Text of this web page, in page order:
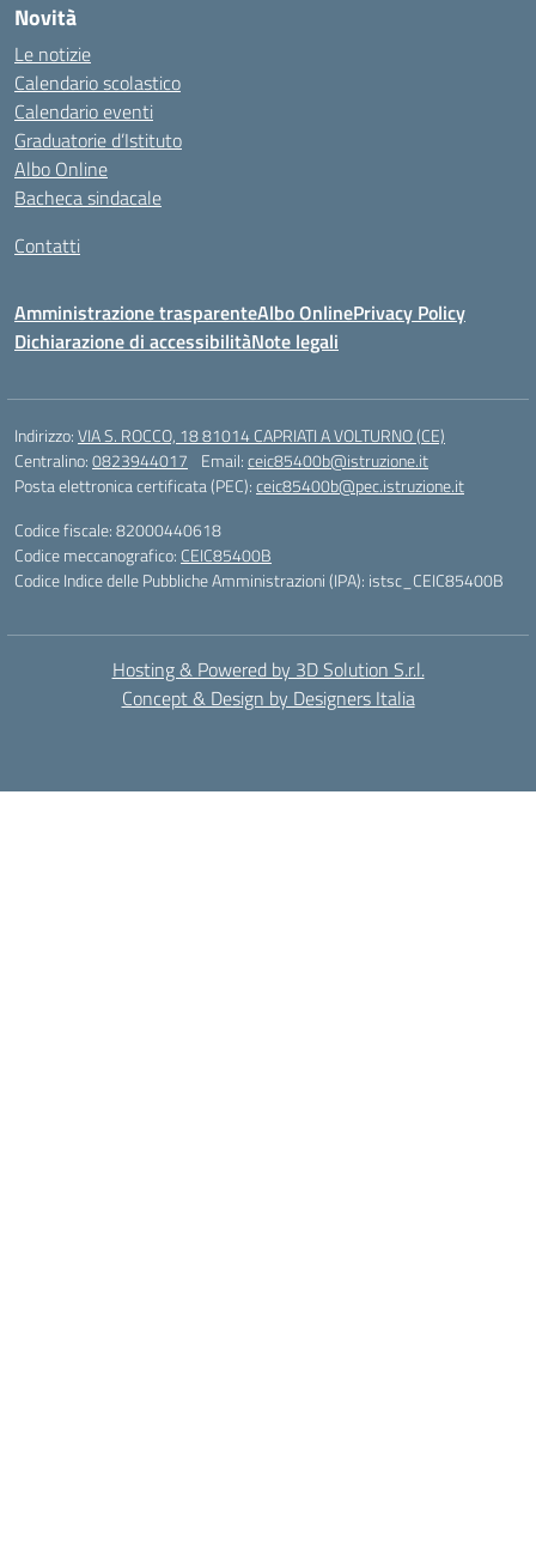
Novità
Le notizie
Calendario scolastico
Calendario eventi
Graduatorie d’Istituto
Albo Online
Bacheca sindacale
Contatti
Amministrazione trasparenteAlbo OnlinePrivacy Policy
Dichiarazione di accessibilitàNote legali
Indirizzo:VIA S. ROCCO, 18 81014 CAPRIATI A VOLTURNO (CE)
Centralino:0823944017 Email:ceic85400b@istruzione.it
Posta elettronica certificata (PEC):ceic85400b@pec.istruzione.it
Codice fiscale: 82000440618
Codice meccanografico: CEIC85400B
Codice Indice delle Pubbliche Amministrazioni (IPA): istsc_CEIC85400B
Hosting & Powered by 3D Solution S.r.l.
Concept & Design by Designers Italia